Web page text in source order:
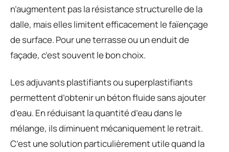
n’augmentent pas la résistance structurelle de la
dalle, mais elles limitent efficacement le faïençage
de surface. Pour une terrasse ou un enduit de
façade, c’est souvent le bon choix.
Les adjuvants plastifiants ou superplastifiants
permettent d’obtenir un béton fluide sans ajouter
d’eau. En réduisant la quantité d’eau dans le
mélange, ils diminuent mécaniquement le retrait.
C’est une solution particulièrement utile quand la